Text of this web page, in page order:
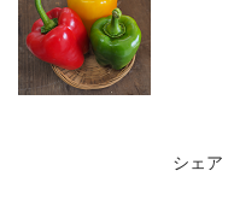
シェア